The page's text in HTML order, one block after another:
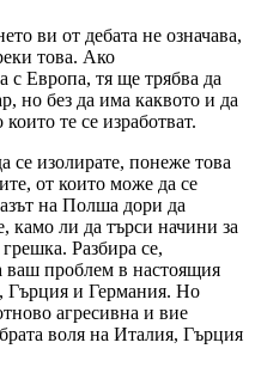
ви от дебата не означава,
това. Ако
с Европа, тя ще трябва да
но без да има каквото и да
те се изработват.
се изолирате, понеже това
от които може да се
на Полша дори да
камо ли да търси начини за
Разбира се,
ваш проблем в настоящия
Гърция и Германия. Но
агресивна и вие
воля на Италия, Гърция